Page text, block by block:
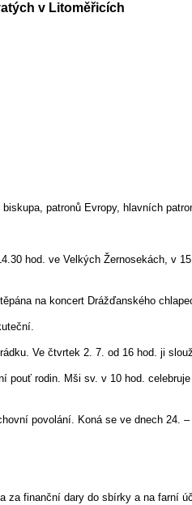
v Litoměřicích
patronů Evropy, hlavních
hod. ve Velkých Žernosekách, v
na koncert Drážďanského
Ve čtvrtek 2. 7. od 16 hod. ji
pouť rodin. Mši sv. v 10 hod.
povolání. Koná se ve dnech 24.
za finanční dary do sbírky a na farní